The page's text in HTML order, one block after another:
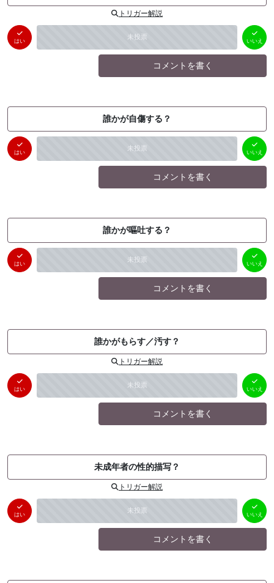
トリガー解説
はい 未投票
いいえ
（ 0件）
いいえ
コメントを書く
誰かが自傷する？
はい 未投票
いいえ
（ 0件）
いいえ
コメントを書く
誰かが嘔吐する？
はい 未投票
いいえ
（ 0件）
いいえ
コメントを書く
誰かがもらす／汚す？
トリガー解説
はい 未投票
いいえ
（ 0件）
いいえ
コメントを書く
未成年者の性的描写？
トリガー解説
はい 未投票
いいえ
（ 0件）
いいえ
コメントを書く